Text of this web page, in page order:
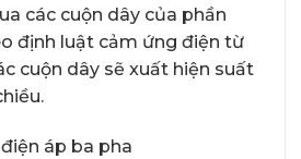
các cuộn dây của phần
định luật cảm ứng điện từ
cuộn dây sẽ xuất hiện suất
áp ba pha